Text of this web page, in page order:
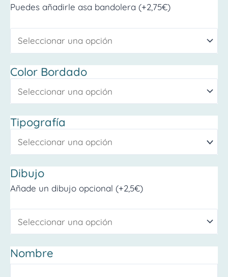
Puedes añadirle asa bandolera (+2,75€)
Color Bordado
Tipografía
Dibujo
Añade un dibujo opcional (+2,5€)
Nombre